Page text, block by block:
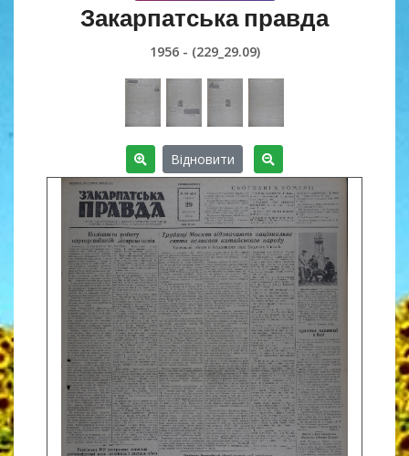
Закарпатська правда
1956 - (229_29.09)
Відновити